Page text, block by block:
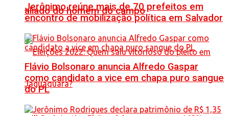
aliado do homem do campo
Jerônimo reúne mais de 70 prefeitos em
encontro de mobilização política em Salvador
Flávio Bolsonaro anuncia Alfredo Gaspar
como candidato a vice em chapa puro sangue
do PL